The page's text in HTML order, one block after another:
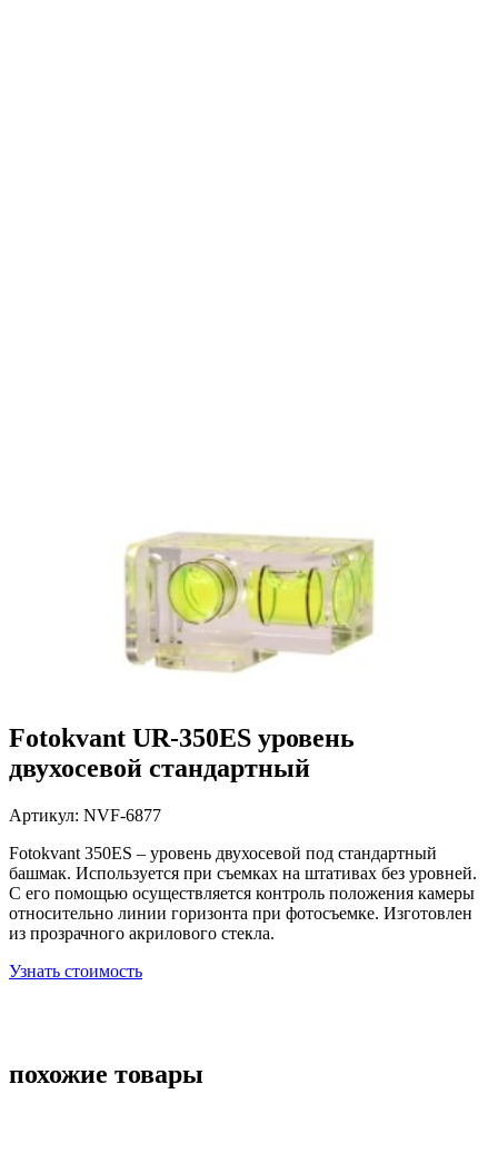
Fotokvant UR-350ES уровень
двухосевой стандартный
Артикул: NVF-6877
Fotokvant 350ES – уровень двухосевой под стандартный
башмак. Используется при съемках на штативах без уровней.
С его помощью осуществляется контроль положения камеры
относительно линии горизонта при фотосъемке. Изготовлен
из прозрачного акрилового стекла.
Узнать стоимость
похожие товары